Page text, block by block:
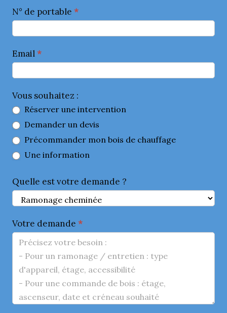
N° de portable *
Email*
Vous souhaitez :
Réserver une intervention
Demander un devis
Précommander mon bois de chauffage
Une information
Quelle est votre demande ?
Votre demande *